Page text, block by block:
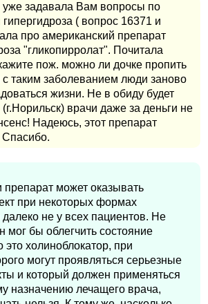
задавала Вам вопросы по
( вопрос 16371 и
про американский препарат
"гликопирролат". Почитала
пож. можно ли дочке пропить
таким заболеванием люди заново
жизни. Не в обиду будет
врачи даже за деньги не
Надеюсь, этот препарат
Спасибо.
может оказывать
при некоторых формах
далеко не у всех пациентов. Не
мог бы облегчить состояние
это холиноблокатор, при
могут проявляться серьезные
и который должен применяться
назначению лечащего врача,